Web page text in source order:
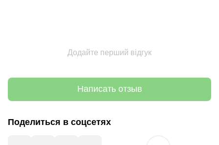
Додайте перший відгук
Написать отзыв
Поделиться в соцсетях